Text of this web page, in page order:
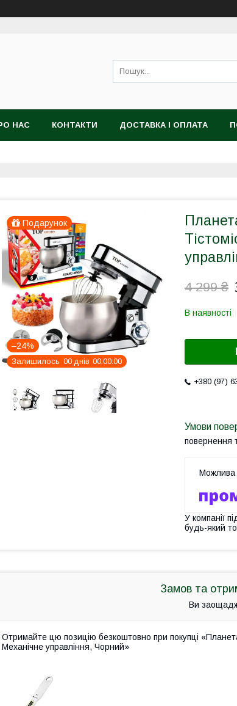
НАС КОНТАКТИ ДОСТАВКА І ОПЛАТА
Подарунок
–24%
Залишилось 00 днів 00 00 00
4 299 ₴
В наявності
+380 (97)
повернення
У компанії
будь-який
Замов та
Ви
Отримайте цю позицію безкоштовно при покупці
Механічне управління, Чорний»